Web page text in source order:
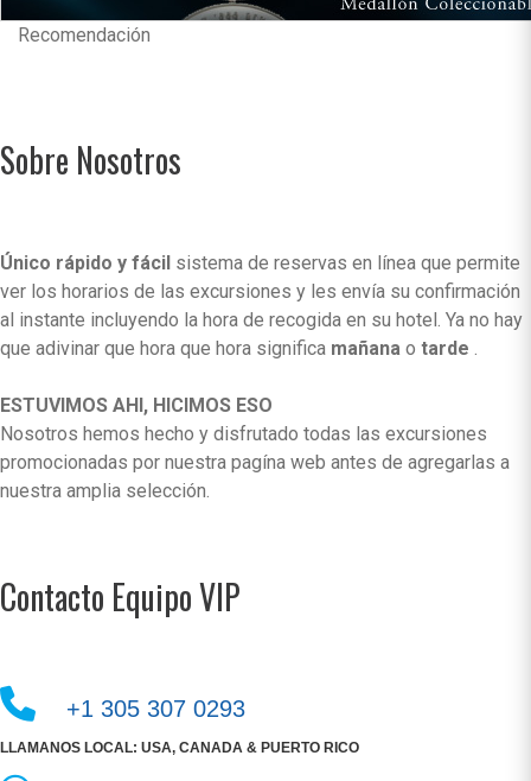
Recomendación
Sobre Nosotros
Único rápido y fácil sistema de reservas en línea que permite
ver los horarios de las excursiones y les envía su confirmación
al instante incluyendo la hora de recogida en su hotel. Ya no hay
que adivinar que hora que hora significa mañana o tarde .
ESTUVIMOS AHI, HICIMOS ESO
Nosotros hemos hecho y disfrutado todas las excursiones
promocionadas por nuestra pagína web antes de agregarlas a
nuestra amplia selección.
Contacto Equipo VIP
+1 305 307 0293
LLAMANOS LOCAL: USA, CANADA & PUERTO RICO